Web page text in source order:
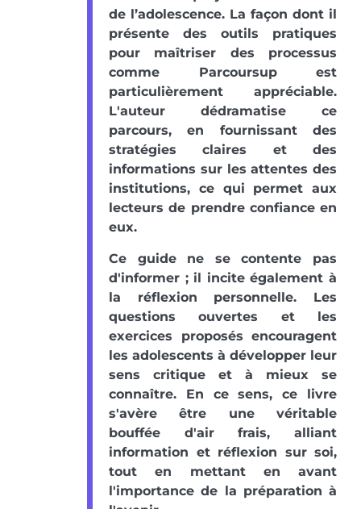
de l’adolescence. La façon dont il
présente des outils pratiques
pour maîtriser des processus
comme Parcoursup est
particulièrement appréciable.
L'auteur dédramatise ce
parcours, en fournissant des
stratégies claires et des
informations sur les attentes des
institutions, ce qui permet aux
lecteurs de prendre confiance en
eux.
Ce guide ne se contente pas
d'informer ; il incite également à
la réflexion personnelle. Les
questions ouvertes et les
exercices proposés encouragent
les adolescents à développer leur
sens critique et à mieux se
connaître. En ce sens, ce livre
s'avère être une véritable
bouffée d'air frais, alliant
information et réflexion sur soi,
tout en mettant en avant
l'importance de la préparation à